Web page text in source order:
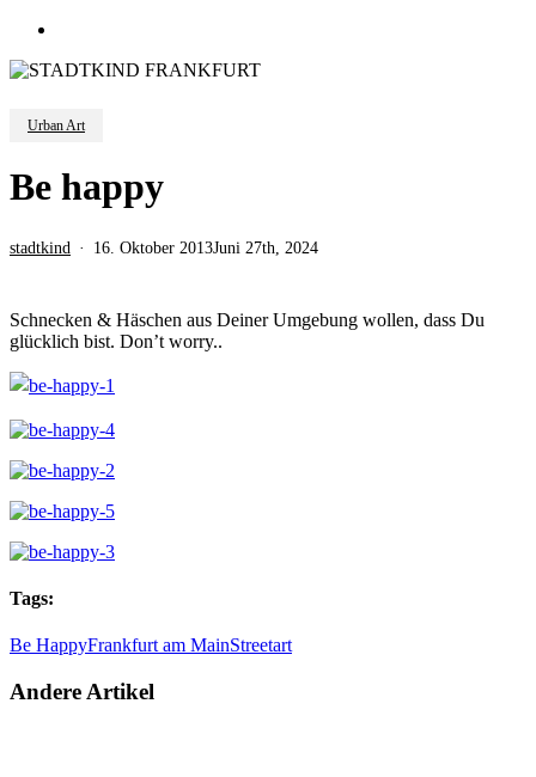
Urban Art
Be happy
stadtkind 16. Oktober 2013Juni 27th, 2024
Schnecken & Häschen aus Deiner Umgebung wollen, dass Du
glücklich bist. Don’t worry..
Tags:
Be HappyFrankfurt am MainStreetart
Andere Artikel